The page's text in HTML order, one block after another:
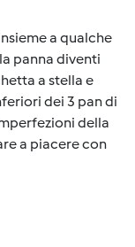
a qualche
panna diventi
a stella e
dei 3 pan di
della
a piacere con